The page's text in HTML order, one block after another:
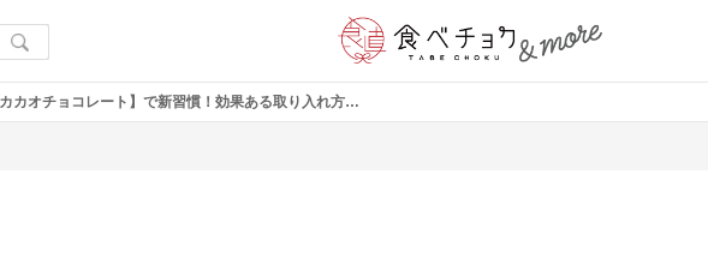
【高カカオチョコレート】で新習慣！効果ある取り入れ方とは？